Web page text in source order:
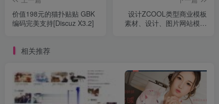
价值198元的猫扑贴贴 GBK
编码完美支持[Discuz X3.2]
设计ZCOOL类型商业模板
素材、设计、图片网站模板
相关推荐